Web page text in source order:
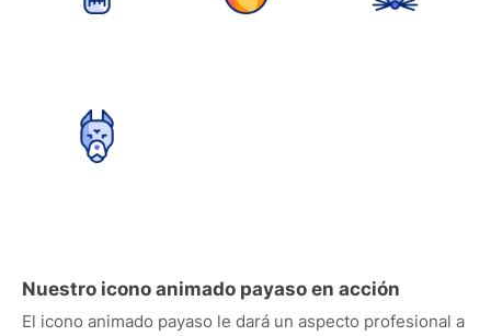
Nuestro icono animado payaso en acción
El icono animado payaso le dará un aspecto profesional a